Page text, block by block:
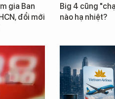
gia Ban
đổi mới
Big 4 cũng
nào hạ nhiệt?